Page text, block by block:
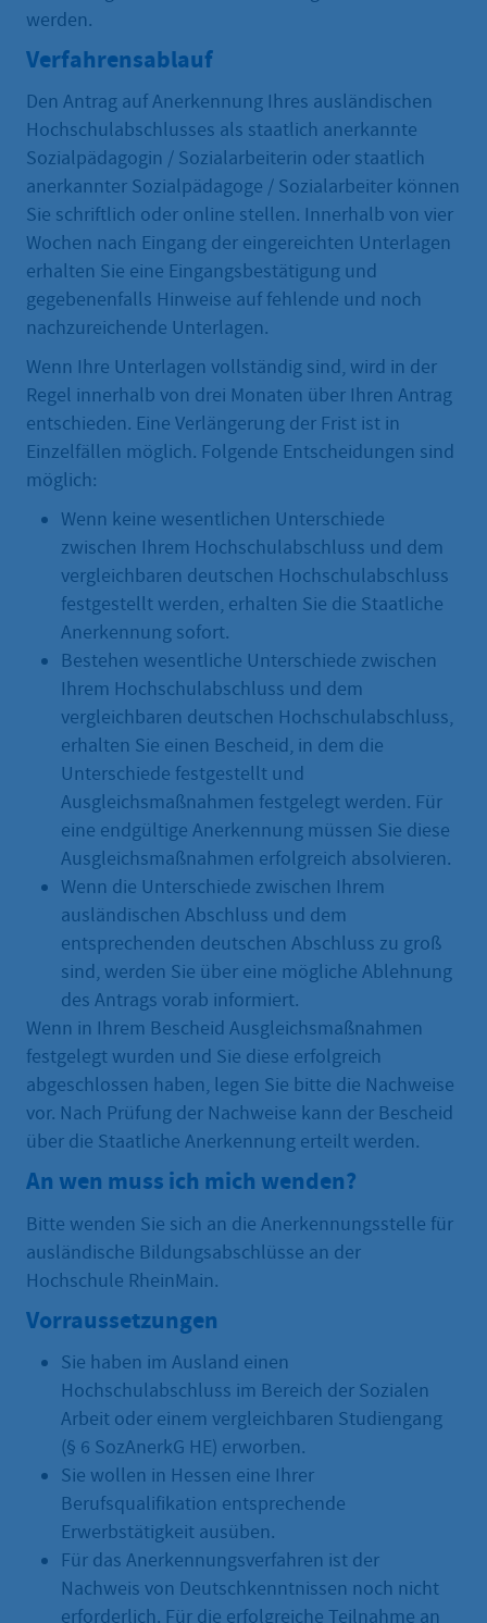
werden.
Verfahrensablauf
Den Antrag auf Anerkennung Ihres ausländischen
Hochschulabschlusses als staatlich anerkannte
Sozialpädagogin / Sozialarbeiterin oder staatlich
anerkannter Sozialpädagoge / Sozialarbeiter können
Sie schriftlich oder online stellen. Innerhalb von vier
Wochen nach Eingang der eingereichten Unterlagen
erhalten Sie eine Eingangsbestätigung und
gegebenenfalls Hinweise auf fehlende und noch
nachzureichende Unterlagen.
Wenn Ihre Unterlagen vollständig sind, wird in der
Regel innerhalb von drei Monaten über Ihren Antrag
entschieden. Eine Verlängerung der Frist ist in
Einzelfällen möglich. Folgende Entscheidungen sind
möglich:
Wenn keine wesentlichen Unterschiede
zwischen Ihrem Hochschulabschluss und dem
vergleichbaren deutschen Hochschulabschluss
festgestellt werden, erhalten Sie die Staatliche
Anerkennung sofort.
Bestehen wesentliche Unterschiede zwischen
Ihrem Hochschulabschluss und dem
vergleichbaren deutschen Hochschulabschluss,
erhalten Sie einen Bescheid, in dem die
Unterschiede festgestellt und
Ausgleichsmaßnahmen festgelegt werden. Für
eine endgültige Anerkennung müssen Sie diese
Ausgleichsmaßnahmen erfolgreich absolvieren.
Wenn die Unterschiede zwischen Ihrem
ausländischen Abschluss und dem
entsprechenden deutschen Abschluss zu groß
sind, werden Sie über eine mögliche Ablehnung
des Antrags vorab informiert.
Wenn in Ihrem Bescheid Ausgleichsmaßnahmen
festgelegt wurden und Sie diese erfolgreich
abgeschlossen haben, legen Sie bitte die Nachweise
vor. Nach Prüfung der Nachweise kann der Bescheid
über die Staatliche Anerkennung erteilt werden.
An wen muss ich mich wenden?
Bitte wenden Sie sich an die Anerkennungsstelle für
ausländische Bildungsabschlüsse an der
Hochschule RheinMain.
Vorraussetzungen
Sie haben im Ausland einen
Hochschulabschluss im Bereich der Sozialen
Arbeit oder einem vergleichbaren Studiengang
(§ 6 SozAnerkG HE) erworben.
Sie wollen in Hessen eine Ihrer
Berufsqualifikation entsprechende
Erwerbstätigkeit ausüben.
Für das Anerkennungsverfahren ist der
Nachweis von Deutschkenntnissen noch nicht
erforderlich. Für die erfolgreiche Teilnahme an